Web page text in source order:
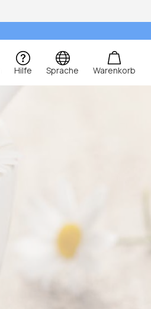
Hilfe Sprache Warenkorb